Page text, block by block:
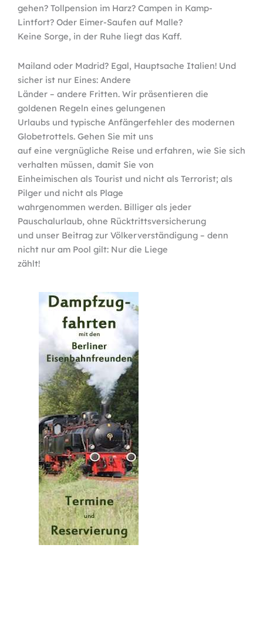
gehen? Tollpension im Harz? Campen in Kamp-
Lintfort? Oder Eimer-Saufen auf Malle?
Keine Sorge, in der Ruhe liegt das Kaff.
Mailand oder Madrid? Egal, Hauptsache Italien! Und
sicher ist nur Eines: Andere
Länder – andere Fritten. Wir präsentieren die
goldenen Regeln eines gelungenen
Urlaubs und typische Anfängerfehler des modernen
Globetrottels. Gehen Sie mit uns
auf eine vergnügliche Reise und erfahren, wie Sie sich
verhalten müssen, damit Sie von
Einheimischen als Tourist und nicht als Terrorist; als
Pilger und nicht als Plage
wahrgenommen werden. Billiger als jeder
Pauschalurlaub, ohne Rücktrittsversicherung
und unser Beitrag zur Völkerverständigung – denn
nicht nur am Pool gilt: Nur die Liege
zählt!